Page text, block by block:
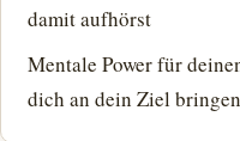
damit aufhörst
Mentale Power für
dich an dein Ziel bringen